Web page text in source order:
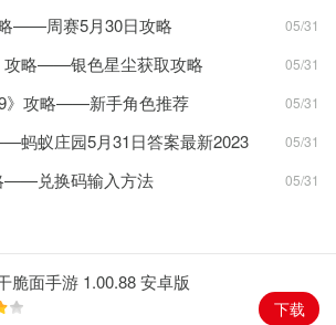
里面感受到原版的画风的同时，里面的角色立
的魂环，可以最大化的提升你的武魂的战斗能
。
面大量的全新武魂还有福利都在等待着你来
形态转换，可攻可守，全能型职业等待着你来
略——周赛5月30日攻略 05/31
攻略——银色星尘获取攻略 05/31
》攻略——新手角色推荐 05/31
蚂蚁庄园5月31日答案最新2023 05/31
——兑换码输入方法 05/31
脆面手游 1.00.88 安卓版
下载